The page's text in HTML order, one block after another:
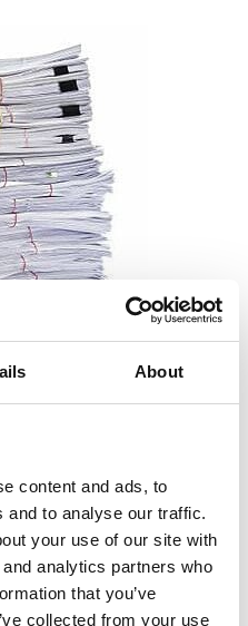
About
content and ads, to
and to analyse our traffic.
your use of our site with
analytics partners who
that you’ve
collected from your use
types de papier, dont le
notes et les sorties
à vous soucier de retirer les
Nous acceptons les